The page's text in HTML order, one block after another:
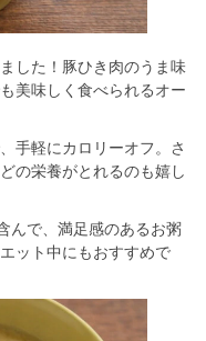
した！豚ひき肉のうま味
美味しく食べられるオー
手軽にカロリーオフ。さ
の栄養がとれるのも嬉し
んで、満足感のあるお粥
ット中にもおすすめで